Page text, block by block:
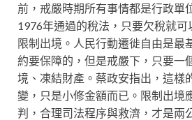
前，戒嚴時期所有事情都是行政單
1976年通過的稅法，只要欠稅就可
限制出境。人民行動遷徙自由是最
約要保障的，但是戒嚴下，只要一
境、凍結財產。蔡政安指出，這樣
變，只是小修金額而已。限制出境
判，合理司法程序與救濟，才是兩